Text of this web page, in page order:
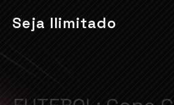
Seja Ilimitado